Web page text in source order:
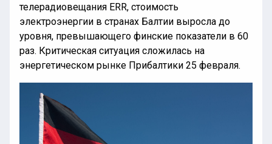
телерадиовещания ERR, стоимость
электроэнергии в странах Балтии выросла до
уровня, превышающего финские показатели в 60
раз. Критическая ситуация сложилась на
энергетическом рынке Прибалтики 25 февраля.